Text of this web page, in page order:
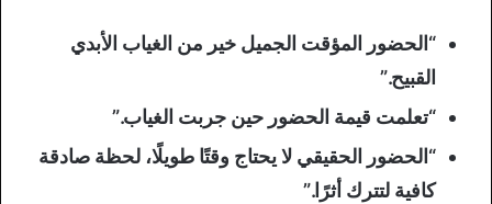
“الحضور المؤقت الجميل خير من الغياب الأبدي
القبيح.”
“تعلمت قيمة الحضور حين جربت الغياب.”
“الحضور الحقيقي لا يحتاج وقتًا طويلًا، لحظة صادقة
كافية لتترك أثرًا.”